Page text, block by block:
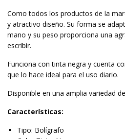
Como todos los productos de la
y atractivo diseño. Su forma se
mano y su peso proporciona una
escribir.
Funciona con tinta negra y cuenta
que lo hace ideal para el uso diario.
Disponible en una amplia variedad
Características:
Tipo: Bolígrafo